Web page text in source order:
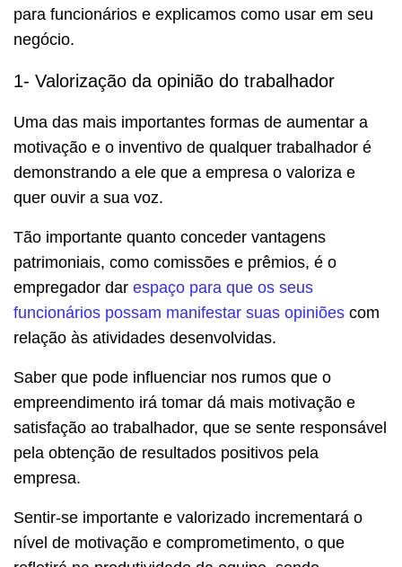
para funcionários e explicamos como usar em seu
negócio.
1- Valorização da opinião do trabalhador
Uma das mais importantes formas de aumentar a
motivação e o inventivo de qualquer trabalhador é
demonstrando a ele que a empresa o valoriza e
quer ouvir a sua voz.
Tão importante quanto conceder vantagens
patrimoniais, como comissões e prêmios, é o
empregador dar espaço para que os seus
funcionários possam manifestar suas opiniões com
relação às atividades desenvolvidas.
Saber que pode influenciar nos rumos que o
empreendimento irá tomar dá mais motivação e
satisfação ao trabalhador, que se sente responsável
pela obtenção de resultados positivos pela
empresa.
Sentir-se importante e valorizado incrementará o
nível de motivação e comprometimento, o que